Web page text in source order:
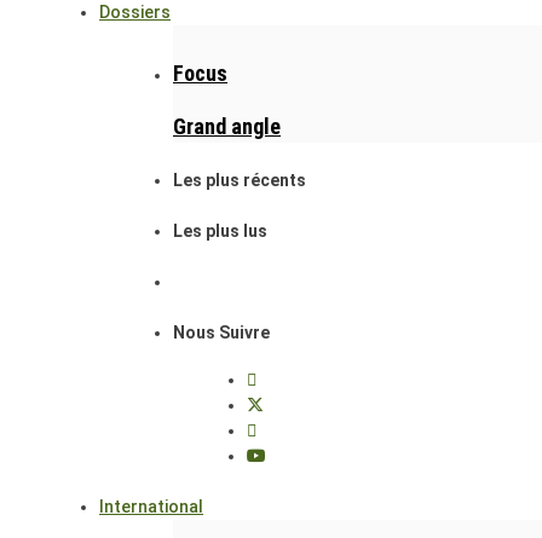
Dossiers
Focus
Grand angle
Les plus récents
Les plus lus
Nous Suivre
International